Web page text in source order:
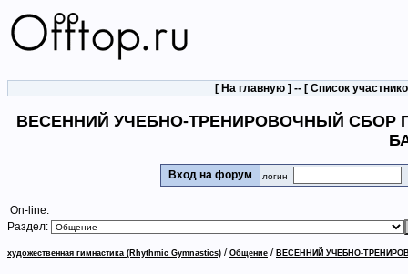
[ На главную ] -- [ Список
ВЕСЕННИЙ УЧЕБНО-ТРЕНИРОВОЧНЫЙ
Вход на форум логин
On-line:
Раздел:
художественная гимнастика (Rhythmic Gymnastics) / Общение / ВЕСЕННИЙ УЧЕБНО-